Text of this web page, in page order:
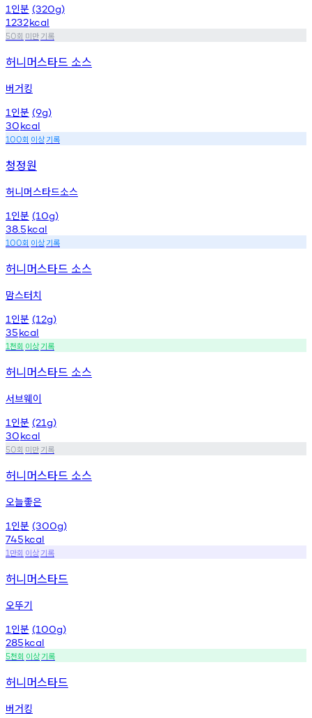
1 인분 (320g)
1232kcal
50회 미만기록
허니머스타드 소스
버거킹
1 인분 (9g)
30kcal
100회 이상기록
청정원
허니머스타드소스
1 인분 (10g)
38.5kcal
100회 이상기록
허니머스타드 소스
맘스터치
1 인분 (12g)
35kcal
1천회 이상기록
허니머스타드 소스
서브웨이
1 인분 (21g)
30kcal
50회 미만기록
허니머스타드 소스
오늘좋은
1 인분 (300g)
745kcal
1 만회 이상기록
허니머스타드
오뚜기
1 인분 (100g)
285kcal
5천회 이상기록
허니머스타드
버거킹